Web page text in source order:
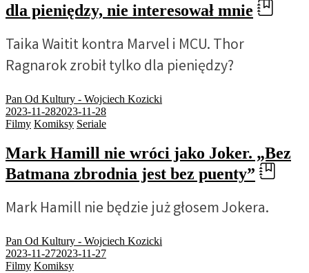
dla pieniędzy, nie interesował mnie
Taika Waitit kontra Marvel i MCU. Thor
Ragnarok zrobił tylko dla pieniędzy?
Pan Od Kultury - Wojciech Kozicki
2023-11-282023-11-28
Filmy Komiksy Seriale
Mark Hamill nie wróci jako Joker. „Bez
Batmana zbrodnia jest bez puenty”
Mark Hamill nie będzie już głosem Jokera.
Pan Od Kultury - Wojciech Kozicki
2023-11-272023-11-27
Filmy Komiksy